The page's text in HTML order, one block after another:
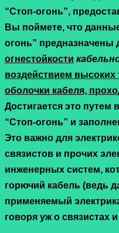
“Стоп-огонь”,
Вы поймете, что
огонь” предназначены
огнестойкости
воздействием высоких
оболочки кабеля,
Достигается это путем
“Стоп-огонь” и
Это важно для
связистов и прочих
инженерных систем,
горючий кабель (ведь
применяемый
говоря уж о связистах